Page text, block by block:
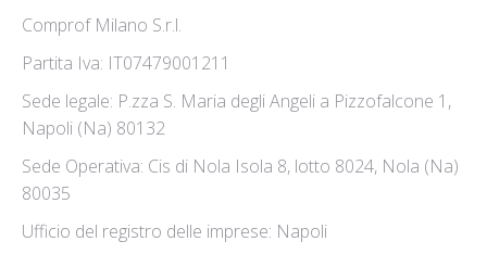
Comprof Milano S.r.l.
Partita Iva: IT07479001211
Sede legale: P.zza S. Maria degli Angeli a Pizzofalcone 1,
Napoli (Na) 80132
Sede Operativa: Cis di Nola Isola 8, lotto 8024, Nola (Na)
80035
Ufficio del registro delle imprese: Napoli